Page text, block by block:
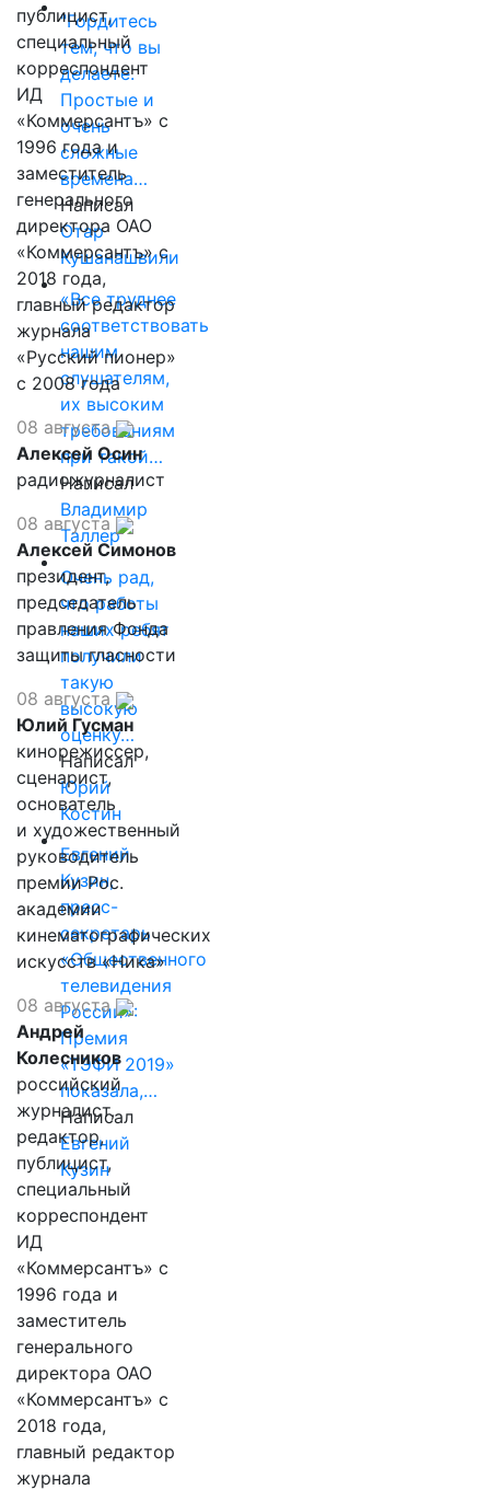
"Гордитесь
тем, что вы
делаете.
Простые и
очень
сложные
времена…
Написал
Отар
Кушанашвили
«Все труднее
соответствовать
нашим
слушателям,
их высоким
требованиям
при такой…
Написал
Владимир
Таллер
Очень рад,
что работы
наших ребят
получили
такую
высокую
оценку…
Написал
Юрий
Костин
Евгений
Кузин,
пресс-
секретарь
«Общественного
телевидения
России»:
Премия
«ТЭФИ 2019»
показала,…
Написал
Евгений
Кузин
публицист,
специальный
корреспондент
ИД
«Коммерсантъ» с
1996 года и
заместитель
генерального
директора ОАО
«Коммерсантъ» с
2018 года,
главный редактор
журнала
«Русский пионер»
с 2008 года
08 августа
Алексей Осин
радиожурналист
08 августа
Алексей Симонов
президент,
председатель
правления Фонда
защиты гласности
08 августа
Юлий Гусман
кинорежиссер,
сценарист,
основатель
и художественный
руководитель
премии Рос.
академии
кинематографических
искусств «Ника»
08 августа
Андрей
Колесников
российский
журналист,
редактор,
публицист,
специальный
корреспондент
ИД
«Коммерсантъ» с
1996 года и
заместитель
генерального
директора ОАО
«Коммерсантъ» с
2018 года,
главный редактор
журнала